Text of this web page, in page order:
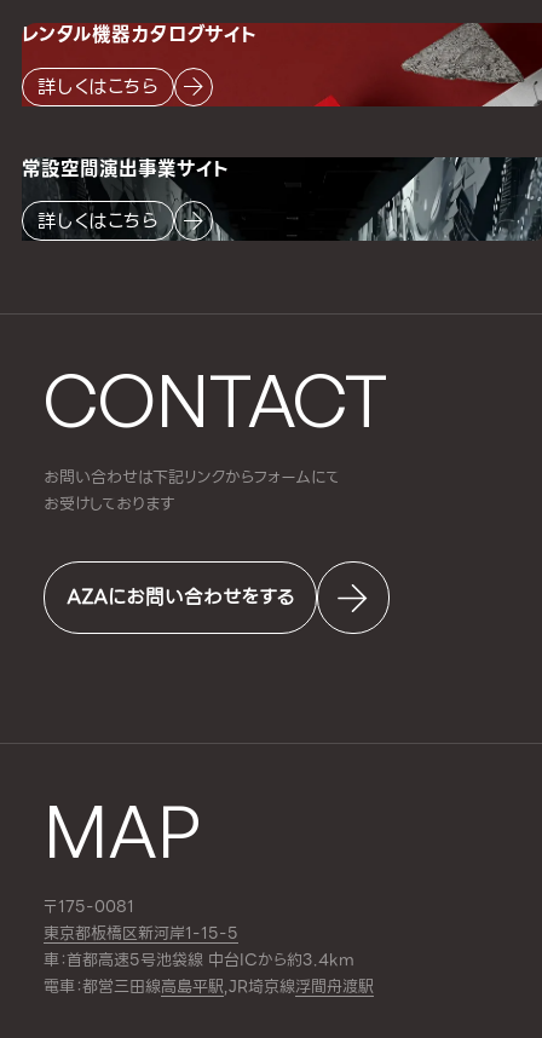
CONTACT
お問い合わせは下記リンクからフォームにて
お受けしております
AZAにお問い合わせをする
MAP
〒175-0081
東京都板橋区新河岸1-15-5
車：首都高速5号池袋線 中台ICから約3.4km
電車：都営三田線高島平駅,JR埼京線浮間舟渡駅
レンタル機器カタログサイト
詳しくはこちら
常設空間演出事業サイト
詳しくはこちら